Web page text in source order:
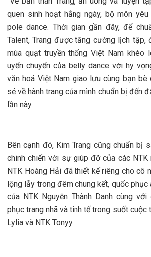
quen sinh hoạt hằng ngày, bộ môn
pole dance. Thời gian gần đây, để
Talent, Trang được tăng cường lịch tập,
múa quạt truyền thống Việt Nam khéo
uyển chuyển của belly dance với hy
văn hoá Việt Nam giao lưu cùng bạn bè
sẻ về hành trang của mình chuẩn bị đến
lần này.
Bên cạnh đó, Kim Trang cũng chuẩn bị
chinh chiến với sự giúp đỡ của các NTK
NTK Hoàng Hải đã thiết kế riêng cho cô
lộng lẫy trong đêm chung kết, quốc phục
của NTK Nguyễn Thành Danh cùng
phục trang nhã và tinh tế trong suốt cuộc
Lylia và NTK Tonyy.